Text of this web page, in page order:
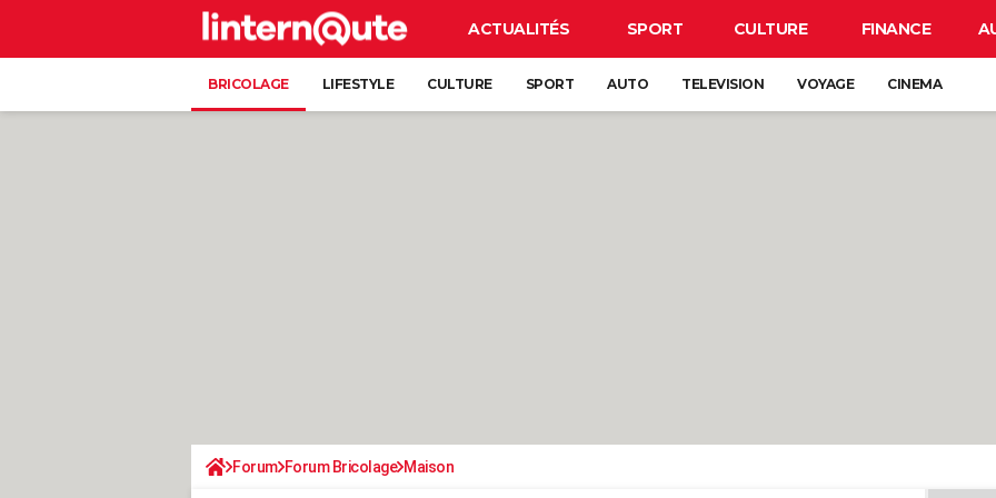
ACTUALITÉS SPORT CULTURE FINANCE
BRICOLAGE LIFESTYLE CULTURE SPORT AUTO TELEVISION VOYAGE CINEMA
Forum Forum Bricolage Maison